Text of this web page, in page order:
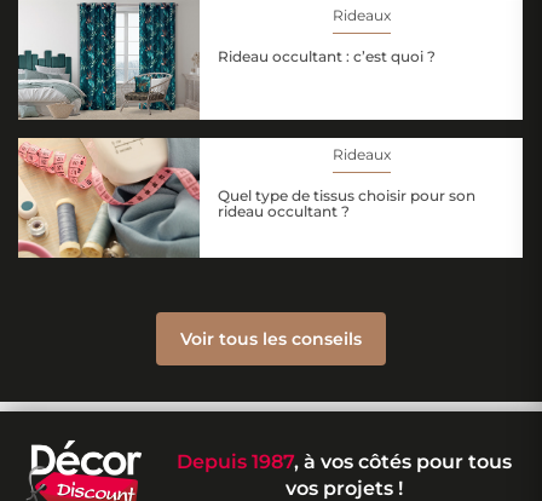
Rideaux
Rideau occultant : c’est quoi ?
Rideaux
Quel type de tissus choisir pour son
rideau occultant ?
Voir tous les conseils
Depuis 1987, à vos côtés pour tous
vos projets !